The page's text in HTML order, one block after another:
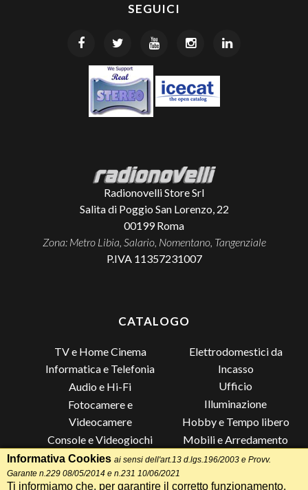
SEGUICI
Radionovelli Store Srl
Salita di Poggio San Lorenzo, 22
00199 Roma
Zona: Metro Libia, Salario, Nomentano, Tangenziale
P.IVA 11357231007
CATALOGO
TV e Home Cinema
Informatica e Telefonia
Audio e Hi-Fi
Fotocamere e
Videocamere
Console e Videogiochi
Piccoli Elettrodomestici
Grandi Elettrodomestici e
Elettrodomestici da
Incasso
Ufficio
Illuminazione
Hobby e Tempo libero
Mobili e Arredamento
Lista di Nozze
Informativa Cookies ai sensi dell'art.13 d.lgs.196/2003 e Provv.
Garante n.229 08/05/2014 e n.231 10/06/2021
Ti informiamo che, per garantire il corretto funzionamento,